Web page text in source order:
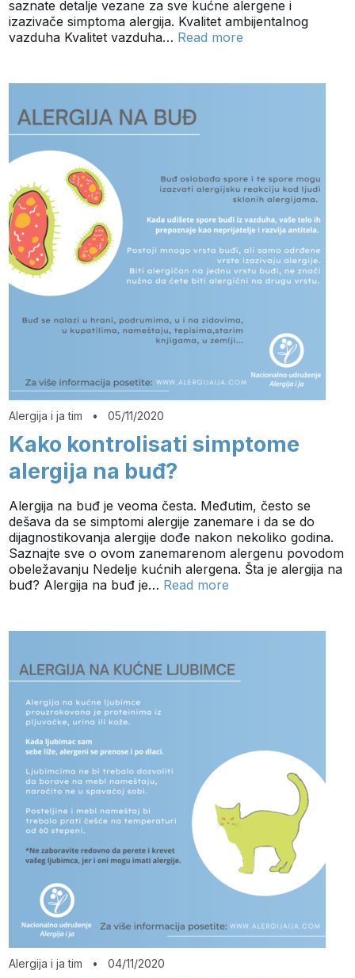
saznate detalje vezane za sve kućne alergene i
izazivače simptoma alergija. Kvalitet ambijentalnog
vazduha Kvalitet vazduha… Read more
Alergija i ja tim •05/11/2020
Kako kontrolisati simptome
alergija na buđ?
Alergija na buđ je veoma česta. Međutim, često se
dešava da se simptomi alergije zanemare i da se do
dijagnostikovanja alergije dođe nakon nekoliko godina.
Saznajte sve o ovom zanemarenom alergenu povodom
obeležavanju Nedelje kućnih alergena. Šta je alergija na
buđ? Alergija na buđ je… Read more
Alergija i ja tim •04/11/2020